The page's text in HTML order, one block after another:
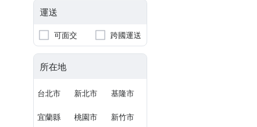
運送
可面交 跨國運送
所在地
台北市 新北市 基隆市
宜蘭縣 桃園市 新竹市